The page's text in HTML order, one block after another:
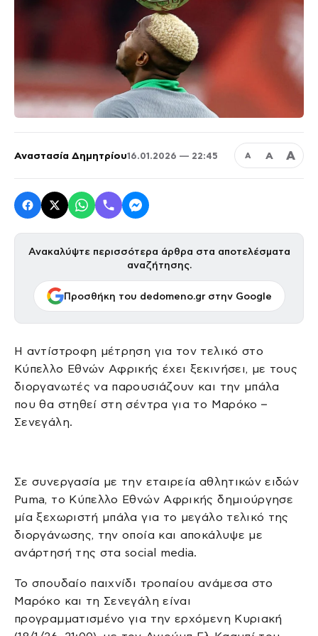
Αναστασία Δημητρίου16.01.2026 — 22:45 Α Α Α
Ανακαλύψτε περισσότερα άρθρα στα αποτελέσματα
αναζήτησης.
Προσθήκη του dedomeno.gr στην Google
Η αντίστροφη μέτρηση για τον τελικό στο
Κύπελλο Εθνών Αφρικής έχει ξεκινήσει, με τους
διοργανωτές να παρουσιάζουν και την μπάλα
που θα στηθεί στη σέντρα για το Μαρόκο –
Σενεγάλη.
Σε συνεργασία με την εταιρεία αθλητικών ειδών
Puma, το Κύπελλο Εθνών Αφρικής δημιούργησε
μία ξεχωριστή μπάλα για το μεγάλο τελικό της
διοργάνωσης, την οποία και αποκάλυψε με
ανάρτησή της στα social media.
Το σπουδαίο παιχνίδι τροπαίου ανάμεσα στο
Μαρόκο και τη Σενεγάλη είναι
προγραμματισμένο για την ερχόμενη Κυριακή